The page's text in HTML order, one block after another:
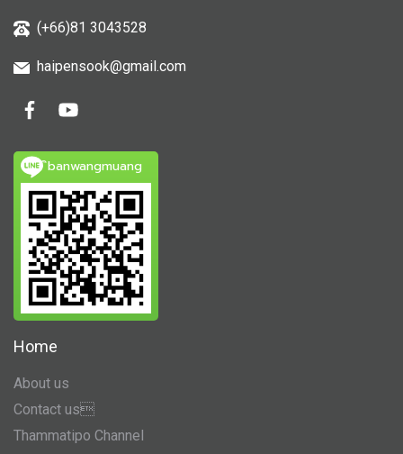
(+66)81 3043528
haipensook@gmail.com
ิbanwangmuang
Home
About us
Contact us
Thammatipo Channel